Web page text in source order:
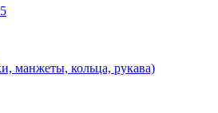
манжеты, кольца, рукава)